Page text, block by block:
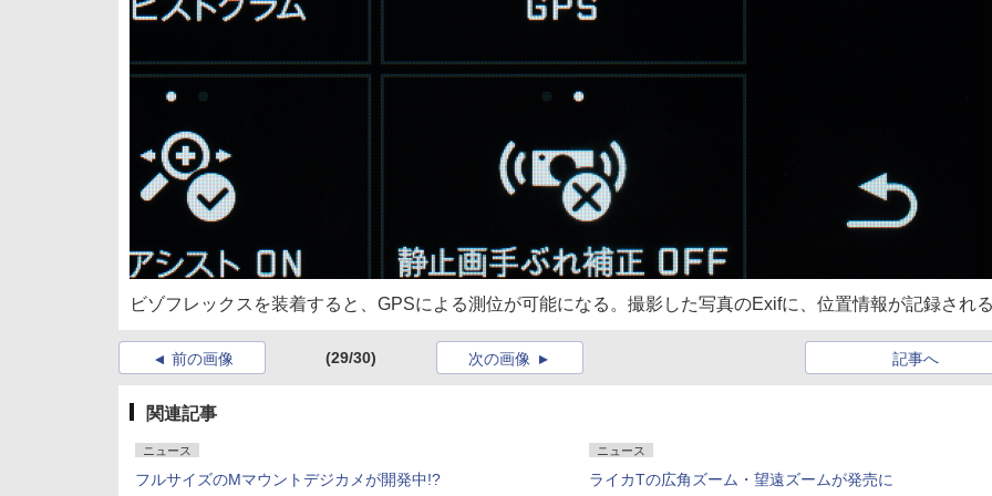
ビゾフレックスを装着すると、GPSによる測位が可能になる。撮影した写真のExifに、位置情報が記録され
前の画像 (29/30) 記事へ
次の画像
関連記事
ニュース
フルサイズのMマウントデジカメが開発中!?
ニュース
ライカTの広角ズーム・望遠ズームが発売に